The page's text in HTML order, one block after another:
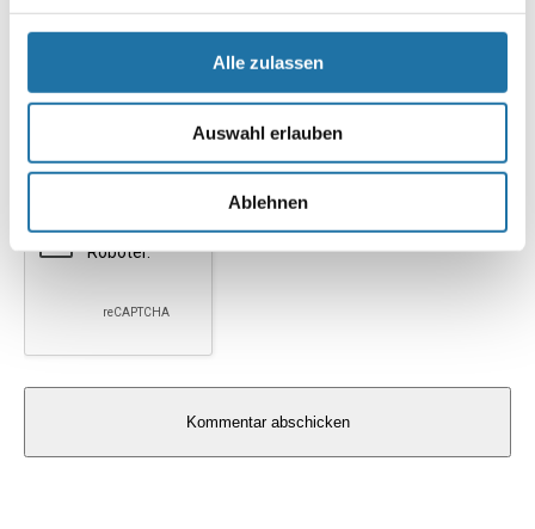
Alle zulassen
Auswahl erlauben
Ablehnen